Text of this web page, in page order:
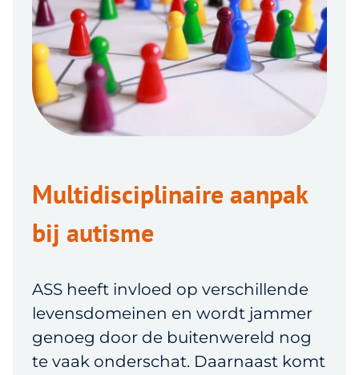
Multidisciplinaire aanpak
bij autisme
ASS heeft invloed op verschillende
levensdomeinen en wordt jammer
genoeg door de buitenwereld nog
te vaak onderschat. Daarnaast komt